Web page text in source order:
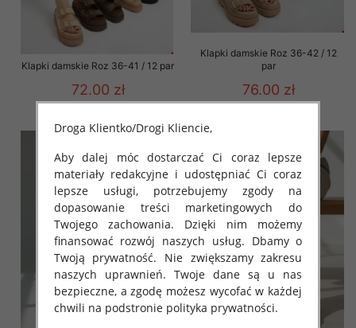
Klapki damskie Roz 36-41 / 12 par
72.00 zł
Klapki damskie Roz 36-42 / 12
par
76.00 zł
Droga Klientko/Drogi Kliencie,
Aby dalej móc dostarczać Ci coraz lepsze
materiały redakcyjne i udostępniać Ci coraz
lepsze usługi, potrzebujemy zgody na
dopasowanie treści marketingowych do
Twojego zachowania. Dzięki nim możemy
finansować rozwój naszych usług. Dbamy o
Twoją prywatność. Nie zwiększamy zakresu
naszych uprawnień. Twoje dane są u nas
bezpieczne, a zgodę możesz wycofać w każdej
chwili na podstronie polityka prywatności.